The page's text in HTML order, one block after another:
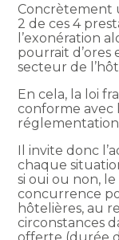
Concrètement
2 de ces 4
l’exonération
pourrait
secteur de
En cela, la loi
conforme avec
Il invite donc
chaque
si oui ou non,
concurrence
hôtelières, au
circonstances
offerte (durée